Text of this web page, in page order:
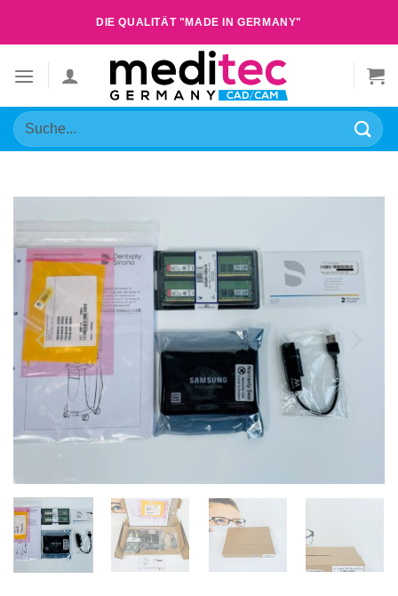
DIE QUALITÄT "MADE IN GERMANY"
Suche
nach: